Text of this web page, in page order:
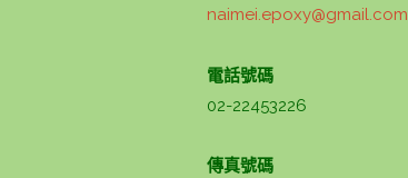
naimei.epoxy@gmail.com
電話號碼
02-22453226
傳真號碼